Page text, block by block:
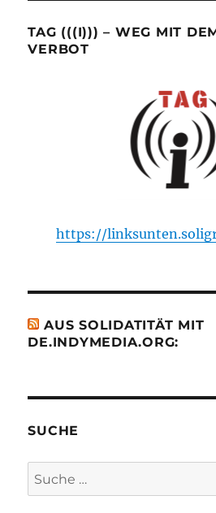
TAG (((I))) – WEG MIT
VERBOT
https://
AUS SOLIDATITÄT MIT
DE.INDYMEDIA.ORG:
SUCHE
Suche
nach: